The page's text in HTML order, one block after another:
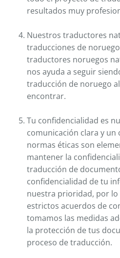
resultados muy
Nuestros traductores
traducciones de
traductores noruegos
nos ayuda a seguir
traducción de noruego
encontrar.
Tu confidencialidad es
comunicación clara y
normas éticas son
mantener la
traducción de
confidencialidad de tu
nuestra prioridad, por
estrictos acuerdos de
tomamos las medidas
la protección de tus
proceso de traducción.